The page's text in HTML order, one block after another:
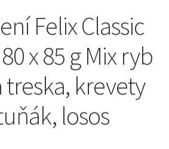
a prémiová výživa
pro kočky
Felix Classic
x 85 g Mix ryb
treska, krevety
losos